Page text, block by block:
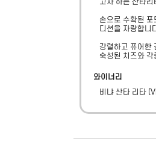
고자 하는 산타
손으로 수확된
디션을 자랑합니
강렬하고 퓨어한
숙성된 치즈와
와이너리
비냐 산타 리타 (